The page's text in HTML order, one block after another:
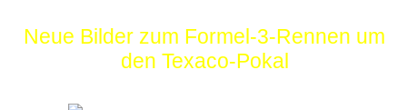
Neue Bilder zum Formel-3-Rennen um
den Texaco-Pokal